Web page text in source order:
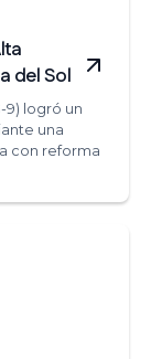
del Sol
9) logró un
una
con reforma